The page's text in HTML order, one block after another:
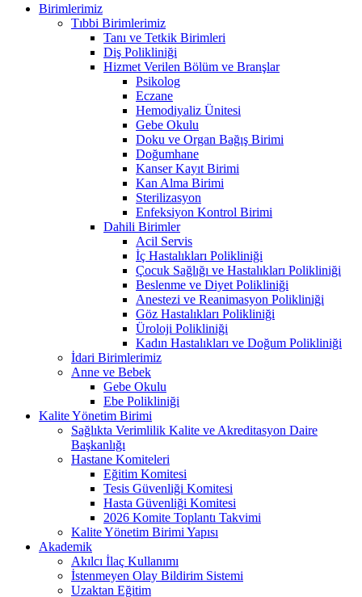
Birimlerimiz
Tıbbi Birimlerimiz
Tanı ve Tetkik Birimleri
Diş Polikliniği
Hizmet Verilen Bölüm ve Branşlar
Psikolog
Eczane
Hemodiyaliz Ünitesi
Gebe Okulu
Doku ve Organ Bağış Birimi
Doğumhane
Kanser Kayıt Birimi
Kan Alma Birimi
Sterilizasyon
Enfeksiyon Kontrol Birimi
Dahili Birimler
Acil Servis
İç Hastalıkları Polikliniği
Çocuk Sağlığı ve Hastalıkları Polikliniği
Beslenme ve Diyet Polikliniği
Anestezi ve Reanimasyon Polikliniği
Göz Hastalıkları Polikliniği
Üroloji Polikliniği
Kadın Hastalıkları ve Doğum Polikliniği
İdari Birimlerimiz
Anne ve Bebek
Gebe Okulu
Ebe Polikliniği
Kalite Yönetim Birimi
Sağlıkta Verimlilik Kalite ve Akreditasyon Daire
Başkanlığı
Hastane Komiteleri
Eğitim Komitesi
Tesis Güvenliği Komitesi
Hasta Güvenliği Komitesi
2026 Komite Toplantı Takvimi
Kalite Yönetim Birimi Yapısı
Akademik
Akılcı İlaç Kullanımı
İstenmeyen Olay Bildirim Sistemi
Uzaktan Eğitim